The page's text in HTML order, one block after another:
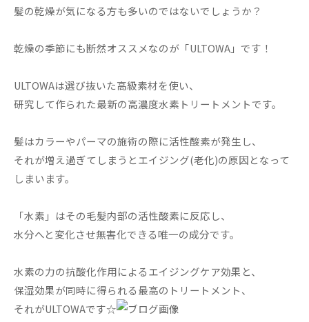
髪の乾燥が気になる方も多いのではないでしょうか？
乾燥の季節にも断然オススメなのが「ULTOWA」です！
ULTOWAは選び抜いた高級素材を使い、
研究して作られた最新の高濃度水素トリートメントです。
髪はカラーやパーマの施術の際に活性酸素が発生し、
それが増え過ぎてしまうとエイジング(老化)の原因となって
しまいます。
「水素」はその毛髪内部の活性酸素に反応し、
水分へと変化させ無害化できる唯一の成分です。
水素の力の抗酸化作用によるエイジングケア効果と、
保湿効果が同時に得られる最高のトリートメント、
それがULTOWAです☆